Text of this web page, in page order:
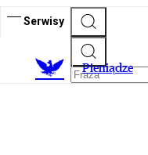
Serwisy
Pieniądze